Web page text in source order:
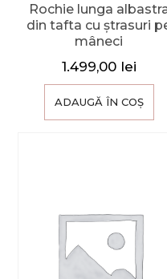
Rochie lunga
din tafta cu ștrasuri
mâneci
1.499,00 lei
ADAUGĂ ÎN COȘ